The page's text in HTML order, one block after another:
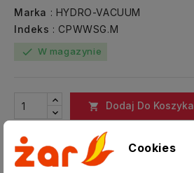
Marka : HYDRO-VACUUM
Indeks : CPWWSG.M
check W magazynie
 Dodaj Do Koszyka
help_outline Zapytaj O ProduktCookies